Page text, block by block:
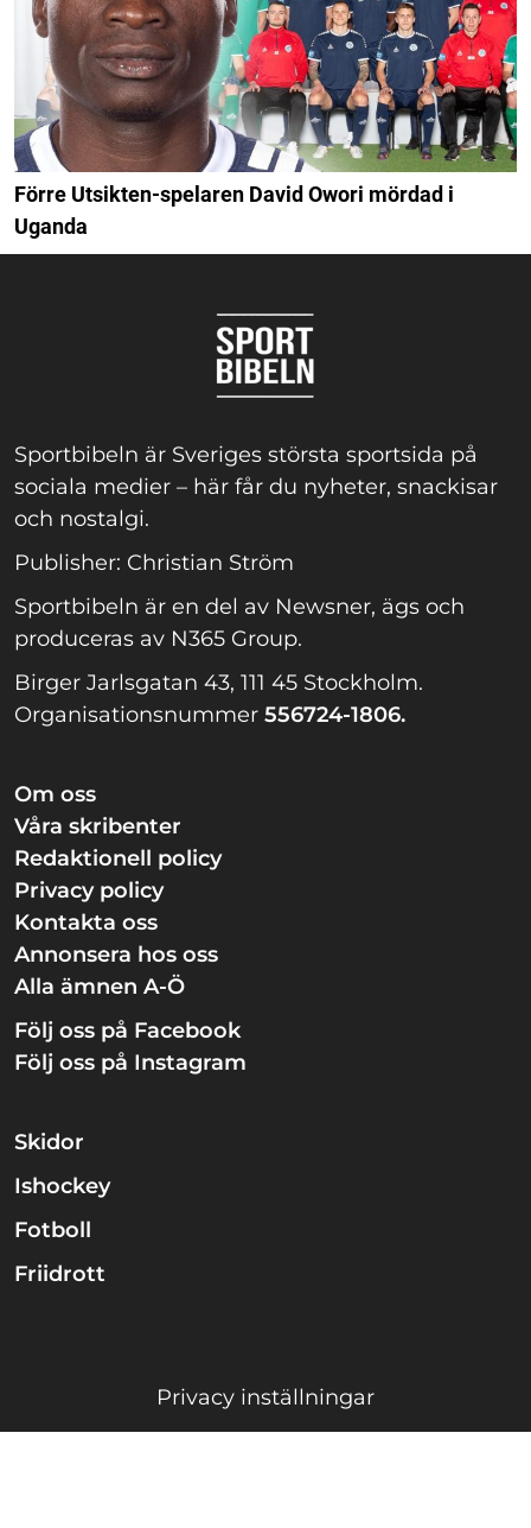
Förre Utsikten-spelaren David Owori mördad i
Uganda
Sportbibeln är Sveriges största sportsida på
sociala medier – här får du nyheter, snackisar
och nostalgi.
Publisher: Christian Ström
Sportbibeln är en del av Newsner, ägs och
produceras av N365 Group.
Birger Jarlsgatan 43, 111 45 Stockholm.
Organisationsnummer 556724-1806.
Om oss
Våra skribenter
Redaktionell policy
Privacy policy
Kontakta oss
Annonsera hos oss
Alla ämnen A-Ö
Följ oss på Facebook
Följ oss på Instagram
Skidor
Ishockey
Fotboll
Friidrott
Privacy inställningar